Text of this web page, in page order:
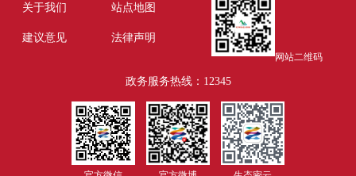
关于我们 站点地图
建议意见 法律声明
网站二维码
政务服务热线：12345